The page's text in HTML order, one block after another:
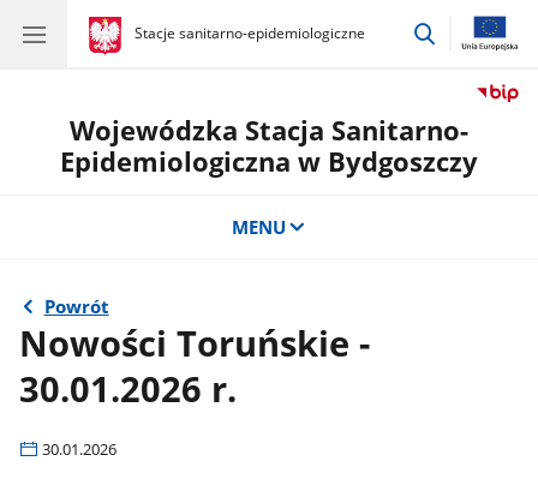
gov.pl
Stacje sanitarno-epidemiologiczne
gov.pl
Stacje
przejdź
Wojewódzka Stacja Sanitarno-
Epidemiologiczna w Bydgoszczy
MENU
Powrót
Nowości Toruńskie -
30.01.2026 r.
30.01.2026